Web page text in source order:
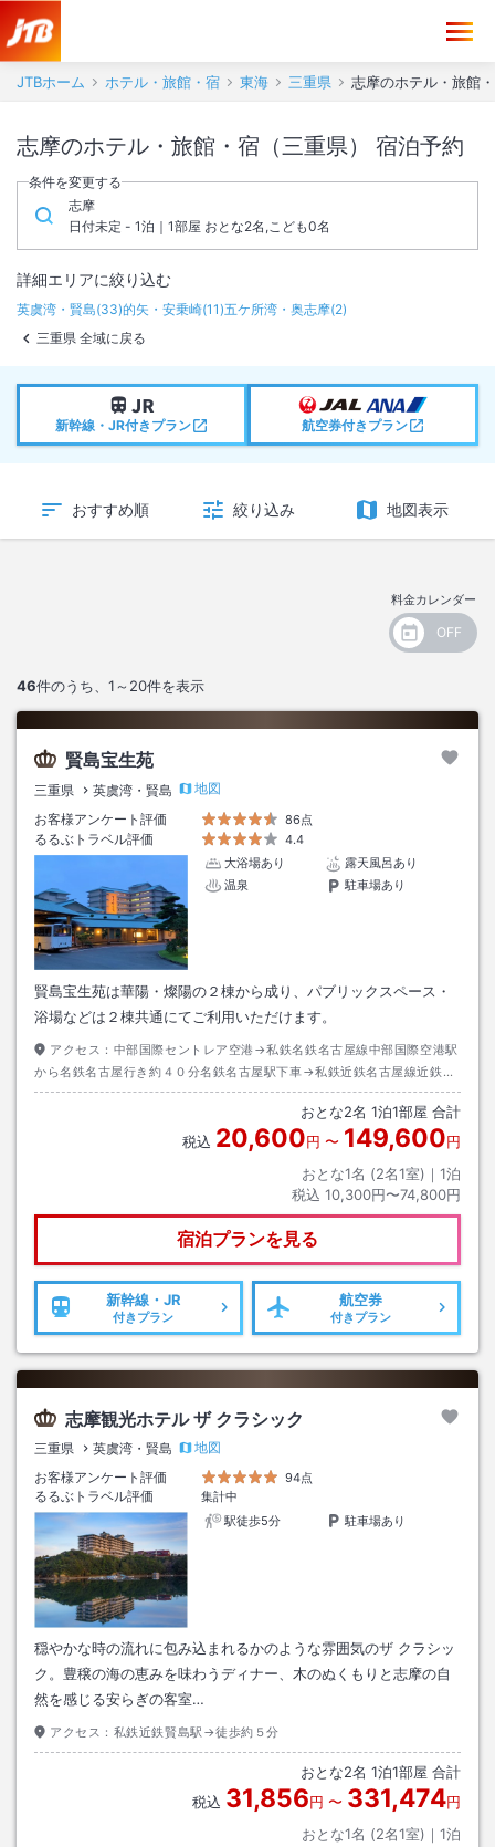
JTBホーム ホテル・旅館・宿 東海 三重県 志摩のホテル・旅館
志摩のホテル・旅館・宿（三重県） 宿泊予約
条件を変更する
志摩
日付未定 - 1泊｜1部屋 おとな2名,こども0名
詳細エリアに絞り込む
英虞湾・賢島(33)的矢・安乗崎(11)五ケ所湾・奥志摩(2)
三重県 全域に戻る
新幹線・JR付きプラン 航空券付きプラン
おすすめ順 絞り込み 地図表示
料金カレンダー
46件のうち、 1～20件を表示
賢島宝生苑
三重県 英虞湾・賢島
地図
お客様アンケート評価
86点
るるぶトラベル評価
4.4
大浴場あり
露天風呂あり
温泉
駐車場あり
賢島宝生苑は華陽・燦陽の２棟から成り、パブリックスペース・
浴場などは２棟共通にてご利用いただけます。
アクセス： 中部国際セントレア空港→私鉄名鉄名古屋線中部国際空港駅
から名鉄名古屋行き約４０分名鉄名古屋駅下車→私鉄近鉄名古屋線近鉄名
古屋駅から賢島行き約１２０分賢島駅下車→徒歩約７分またはタクシー約
おとな2名 1泊1部屋 合計
税込 20,600円 〜 149,600円
おとな1名 (2名1室)｜ 1泊
税込 10,300円〜74,800円
宿泊プランを見る
新幹線・JR
付きプラン
航空券
付きプラン
志摩観光ホテル ザ クラシック
三重県 英虞湾・賢島
地図
お客様アンケート評価
94点
るるぶトラベル評価
集計中
駅徒歩5分
駐車場あり
穏やかな時の流れに包み込まれるかのような雰囲気のザ クラシッ
ク。豊穣の海の恵みを味わうディナー、木のぬくもりと志摩の自
然を感じる安らぎの客室…
アクセス： 私鉄近鉄賢島駅→徒歩約５分
おとな2名 1泊1部屋 合計
税込 31,856円 〜 331,474円
おとな1名 (2名1室)｜ 1泊